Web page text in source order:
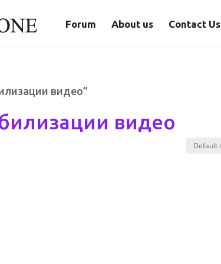
Forum About us Contact Us
видео”
видео